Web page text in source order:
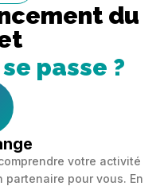
du
passe ?
votre activité
partenaire pour vous. En